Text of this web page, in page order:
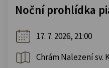
Noční prohlídka
17. 7. 2026, 21:00
Chrám Nalezení sv.